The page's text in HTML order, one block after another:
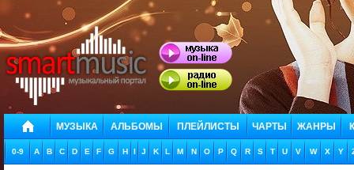
МУЗЫКА АЛЬБОМЫ ПЛЕЙЛИСТЫ ЧАРТЫ ЖАНРЫ
0-9 A B C D E F G H I J K L M N O P Q R S T U V W X Y